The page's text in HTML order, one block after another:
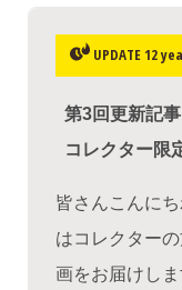
UPDATE 12
第3回更新記事
コレクター限
皆さんこんに
はコレクター
画をお届けしま